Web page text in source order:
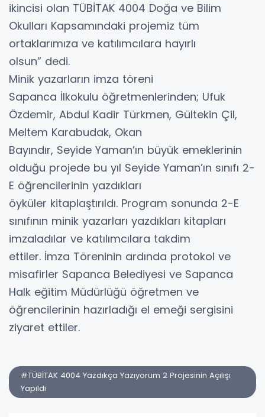
ikincisi olan TÜBİTAK 4004 Doğa ve Bilim
Okulları Kapsamındaki projemiz tüm
ortaklarımıza ve katılımcılara hayırlı
olsun” dedi.
Minik yazarların imza töreni
Sapanca İlkokulu öğretmenlerinden; Ufuk
Özdemir, Abdul Kadir Türkmen, Gültekin Çil,
Meltem Karabudak, Okan
Bayındır, Seyide Yaman’ın büyük emeklerinin
olduğu projede bu yıl Seyide Yaman’ın sınıfı 2-
E öğrencilerinin yazdıkları
öyküler kitaplaştırıldı. Program sonunda 2-E
sınıfının minik yazarları yazdıkları kitapları
imzaladılar ve katılımcılara takdim
ettiler. İmza Töreninin ardında protokol ve
misafirler Sapanca Belediyesi ve Sapanca
Halk eğitim Müdürlüğü öğretmen ve
öğrencilerinin hazırladığı el emeği sergisini
ziyaret ettiler.
#TÜBİTAK 4004 Yazdıkça Yazıyorum 2 Projesinin Açılışı
Yapıldı